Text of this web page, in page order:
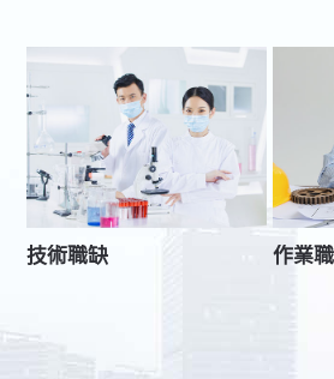
技術職缺 作業